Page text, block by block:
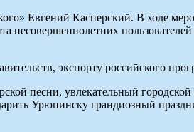
Евгений Касперский. В ходе
несовершеннолетних
экспорту российского
песни, увлекательный
Урюпинску грандиозный